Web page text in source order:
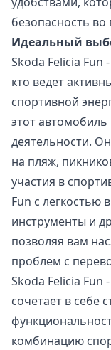
безопасность
Идеальный
Skoda Felicia Fun
кто ведет
спортивной
этот
деятельности.
на пляж,
участия в
Fun с легкостью
инструменты и
позволяя вам
проблем с
Skoda Felicia Fun
сочетает в себе
комбинацию